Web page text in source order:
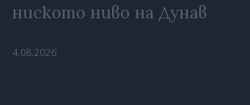
ниското ниво на Дунав
4.08.2026